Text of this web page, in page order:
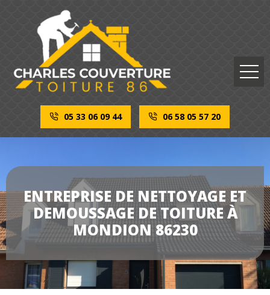
05 33 06 09 44 06 58 05 57 20
ENTREPRISE DE NETTOYAGE ET
DEMOUSSAGE DE TOITURE À
MONDION 86230